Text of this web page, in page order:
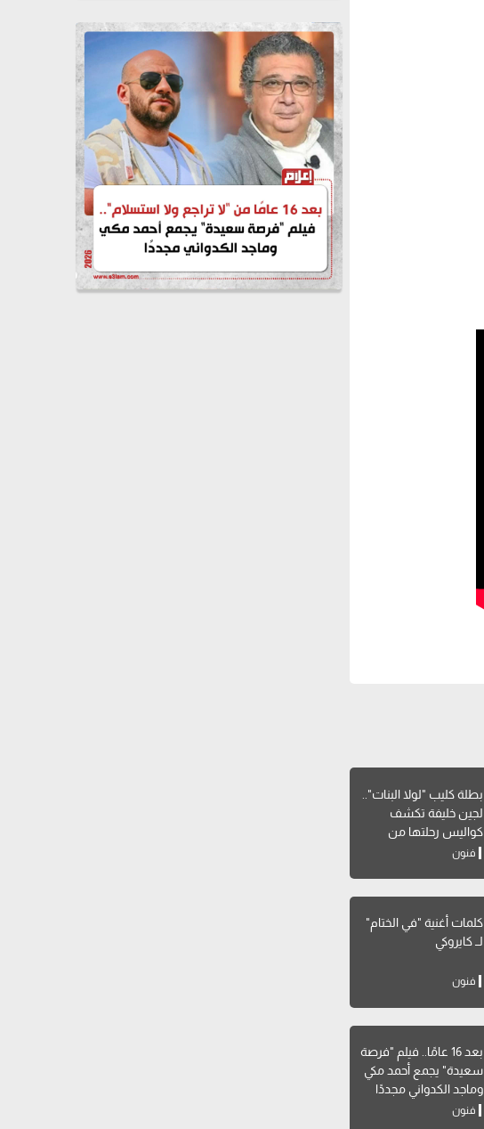
بطلة كليب "لولا البنات"..
لجين خليفة تكشف
كواليس رحلتها من
الطب للتمثيل
فنون
كلمات أغنية "في الختام"
لــ كايروكي
فنون
بعد 16 عامًا.. فيلم "فرصة
سعيدة" يجمع أحمد مكي
وماجد الكدواني مجددًا
فنون